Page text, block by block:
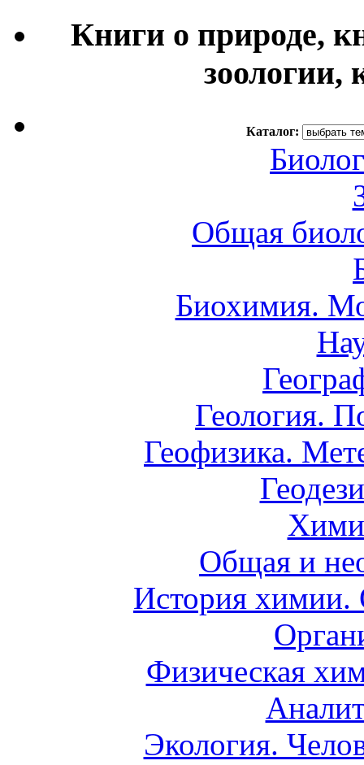
Книги о природе,
зоологии,
Каталог:
Общая
Биохимия.
Геология.
Геофизика.
Общая и
История
Физическая
Экология.